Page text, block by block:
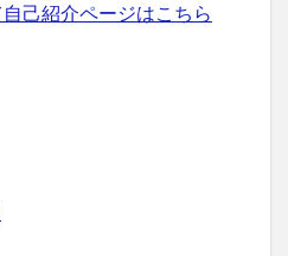
己紹介ページはこちら